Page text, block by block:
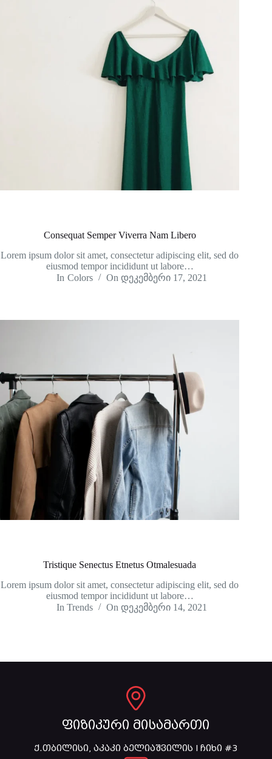
Consequat Semper Viverra Nam Libero
Lorem ipsum dolor sit amet, consectetur adipiscing elit, sed do
eiusmod tempor incididunt ut labore…
In Colors On დეკემბერი 17, 2021
Tristique Senectus Etnetus Otmalesuada
Lorem ipsum dolor sit amet, consectetur adipiscing elit, sed do
eiusmod tempor incididunt ut labore…
In Trends On დეკემბერი 14, 2021
ფიზიკური მისამართი
ქ.თბილისი, აკაკი ბელიაშვილის I ჩიხი #3